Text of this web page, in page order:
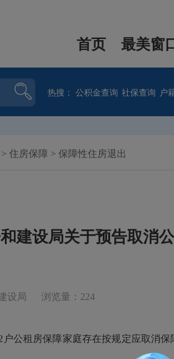
首页 最美窗
热搜：公积金查询 社保查询 户
> 住房保障 > 保障性住房退出
建设局关于预告取消
设局 浏览量：224
公租房保障家庭存在按规定应取消